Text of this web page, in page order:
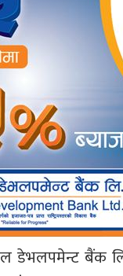
डेभलपमेन्ट बैंक